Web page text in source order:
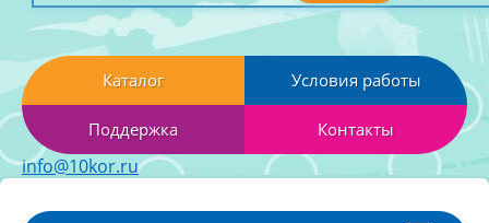
Каталог Условия работы
Поддержка Контакты
info@10kor.ru